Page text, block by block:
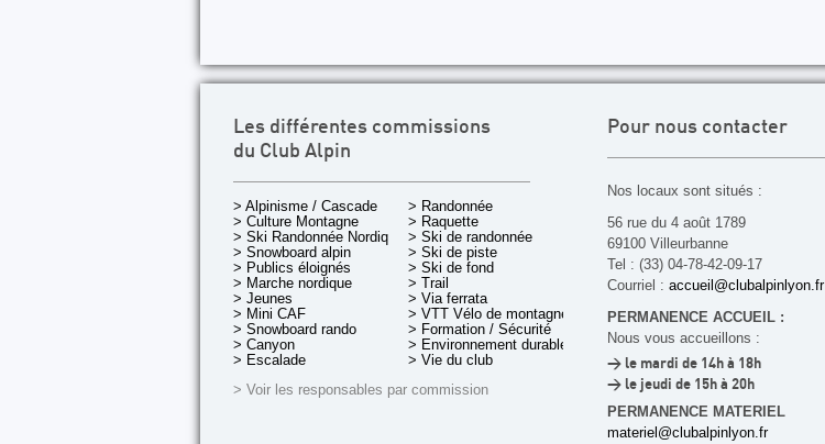
Les différentes commissions
du Club Alpin
> Alpinisme / Cascade
> Culture Montagne
> Ski Randonnée Nordique
> Snowboard alpin
> Publics éloignés
> Marche nordique
> Jeunes
> Mini CAF
> Snowboard rando
> Canyon
> Escalade
> Randonnée
> Raquette
> Ski de randonnée
> Ski de piste
> Ski de fond
> Trail
> Via ferrata
> VTT Vélo de montagne
> Formation / Sécurité
> Environnement durable
> Vie du club
> Voir les responsables par commission
Pour nous contacter
Nos locaux sont situés :
56 rue du 4 août 1789
69100 Villeurbanne
Tel : (33) 04-78-42-09-17
Courriel : accueil@clubalpinlyon.fr
PERMANENCE ACCUEIL :
Nous vous accueillons :
> le mardi de 14h à 18h
> le jeudi de 15h à 20h
PERMANENCE MATERIEL
materiel@clubalpinlyon.fr